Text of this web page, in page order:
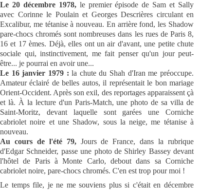
Le 20 décembre 1978,le premier épisode de Sam et Sally
avec Corinne le Poulain et Georges Descrières circulant en
Excalibur, me tétanise à nouveau. En arrière fond, les Shadow
pare-chocs chromés sont nombreuses dans les rues de Paris 8,
16 et 17 èmes. Déjà, elles ont un air d'avant, une petite chute
sociale qui, instinctivement, me fait penser qu'un jour peut-
être... je pourrai en avoir une...
Le 16 janvier 1979 : la chute du Shah d'Iran me préoccupe.
Amateur éclairé de belles autos, il représentait le bon mariage
Orient-Occident. Après son exil, des reportages apparaissent çà
et là. À la lecture d'un Paris-Match, une photo de sa villa de
Saint-Moritz, devant laquelle sont garées une Corniche
cabriolet noire et une Shadow, sous la neige, me tétanise à
nouveau.
Au cours de l'été 79,Jours de France, dans la rubrique
d'Edgar Schneider, passe une photo de Shirley Bassey devant
l'hôtel de Paris à Monte Carlo, debout dans sa Corniche
cabriolet noire, pare-chocs chromés. C'en est trop pour moi !
Le temps file, je ne me souviens plus si c'était en décembre